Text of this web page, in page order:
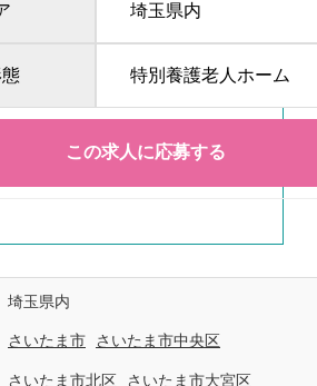
埼玉県内
特別養護老人ホーム
埼玉県内
さいたま市 さいたま市中央区
さいたま市北区 さいたま市大宮区